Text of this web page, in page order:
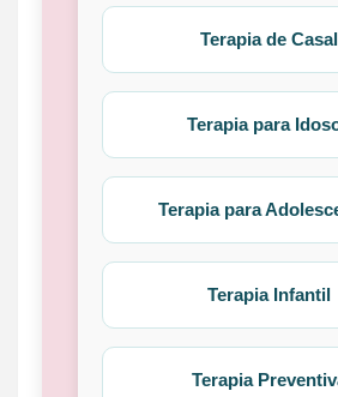
Terapia de Casal
Terapia para
Terapia para
Terapia Infantil
Terapia